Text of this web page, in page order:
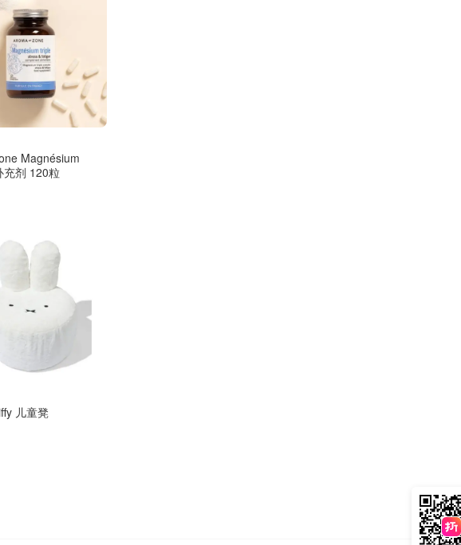
Magnésium
充剂 120粒
儿童凳